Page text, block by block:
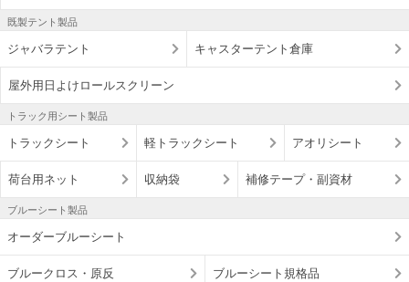
既製テント製品
ジャバラテント キャスターテント倉庫
屋外用日よけロールスクリーン
トラック用シート製品
トラックシート 軽トラックシート アオリシート
荷台用ネット 収納袋 補修テープ・副資材
ブルーシート製品
オーダーブルーシート
ブルークロス・原反 ブルーシート規格品